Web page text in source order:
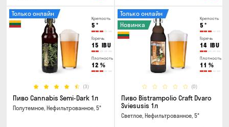
Крепость
5 °
Горечь
15 IBU
Плотность
12 %
(3)
Только онлайн
Пиво Cannabis Semi-Dark 1л
Полутемное, Нефильтрованное, 5°
Крепость
5 °
Горечь
14 IBU
Плотность
11 %
(0)
Только онлайн
Новинка
Пиво Bistrampolio Craft Dvaro
Sviesusis 1л
Светлое, Нефильтрованное, 5°